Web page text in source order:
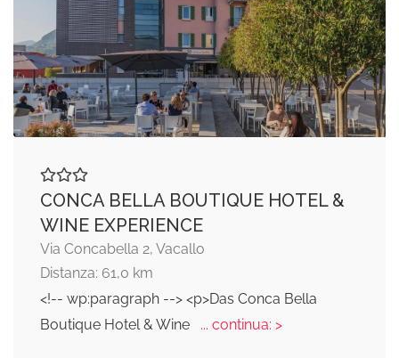
CONCA BELLA BOUTIQUE HOTEL &
WINE EXPERIENCE
Via Concabella 2, Vacallo
Distanza: 61,0 km
<!-- wp:paragraph --> <p>Das Conca Bella
Boutique Hotel & Wine
... continua: >